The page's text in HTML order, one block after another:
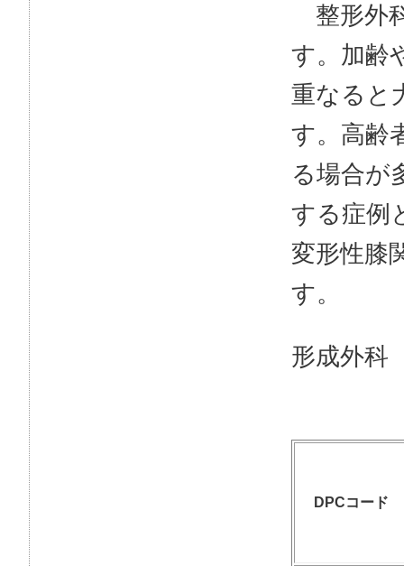
整形外
す。加齢
重なると
す。高齢
る場合が
する症例
変形性膝
す。
形成外科
DPCコード